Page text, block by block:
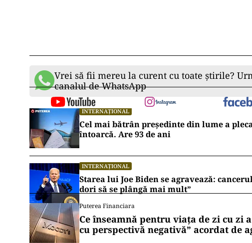
Vrei să fii mereu la curent cu toate știrile?
canalul de WhatsApp
INTERNAȚIONAL
Cel mai bătrân președinte din lume a
întoarcă. Are 93 de ani
INTERNAȚIONAL
Starea lui Joe Biden se agravează:
dori să se plângă mai mult”
Puterea Financiara
Ce înseamnă pentru viața de zi cu zi
cu perspectivă negativă” acordat de